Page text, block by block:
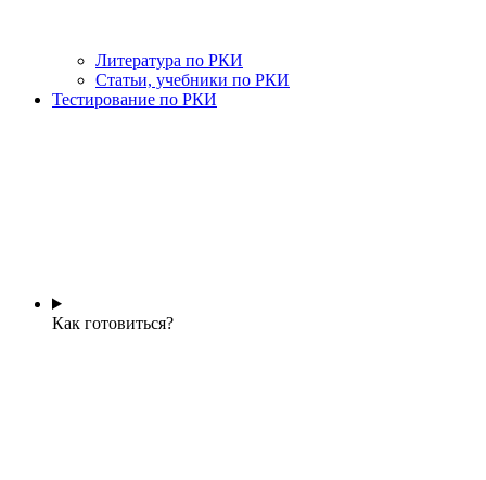
Литература по РКИ
Статьи, учебники по РКИ
Тестирование по РКИ
Как готовиться?